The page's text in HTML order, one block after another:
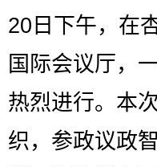
20日下午，在
国际会议厅，
热烈进行。本
织，参政议政